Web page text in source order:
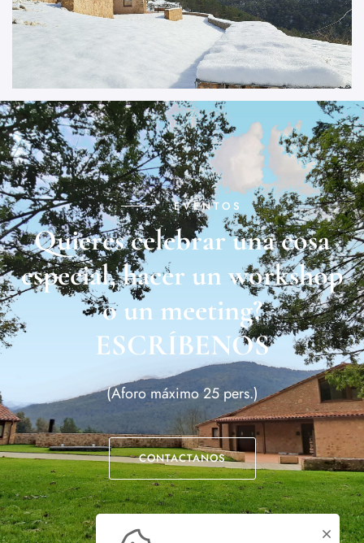
EVENTOS
Quieres celebrar una cosa
especial, hacer un workshop
o un meeting?
ESCRÍBENOS
(Aforo máximo 25 pers.)
CONTACTANOS